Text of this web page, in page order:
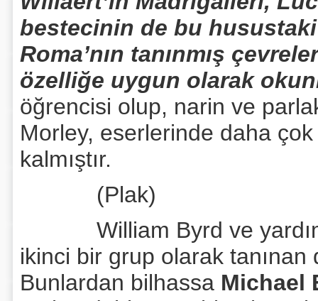
bestecinin de bu
Roma’nın tanınmış
özelliğe uygun olarak
öğrencisi olup, narin ve
Morley, eserlerinde daha
kalmıştır.
(Plak)
William Byrd ve
ikinci bir grup olarak tanınan
Bunlardan bilhassa Michael